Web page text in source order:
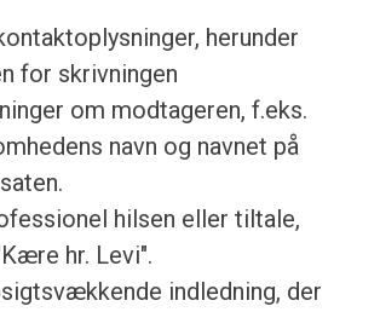
herunder
for skrivningen
om modtageren, f.eks.
navn og navnet på
hilsen eller tiltale,
hr. Levi".
indledning, der